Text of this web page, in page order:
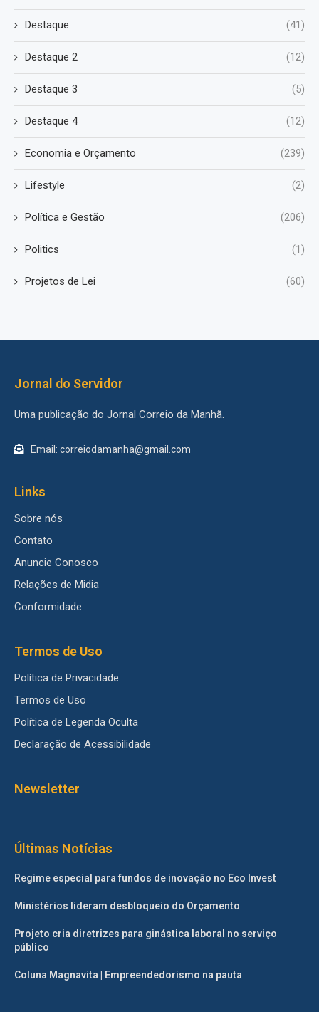
Destaque (41)
Destaque 2 (12)
Destaque 3 (5)
Destaque 4 (12)
Economia e Orçamento (239)
Lifestyle (2)
Política e Gestão (206)
Politics (1)
Projetos de Lei (60)
Jornal do Servidor
Uma publicação do Jornal Correio da Manhã.
Email: correiodamanha@gmail.com
Links
Sobre nós
Contato
Anuncie Conosco
Relações de Midia
Conformidade
Termos de Uso
Política de Privacidade
Termos de Uso
Política de Legenda Oculta
Declaração de Acessibilidade
Newsletter
Últimas Notícias
Regime especial para fundos de inovação no Eco Invest
Ministérios lideram desbloqueio do Orçamento
Projeto cria diretrizes para ginástica laboral no serviço
público
Coluna Magnavita | Empreendedorismo na pauta